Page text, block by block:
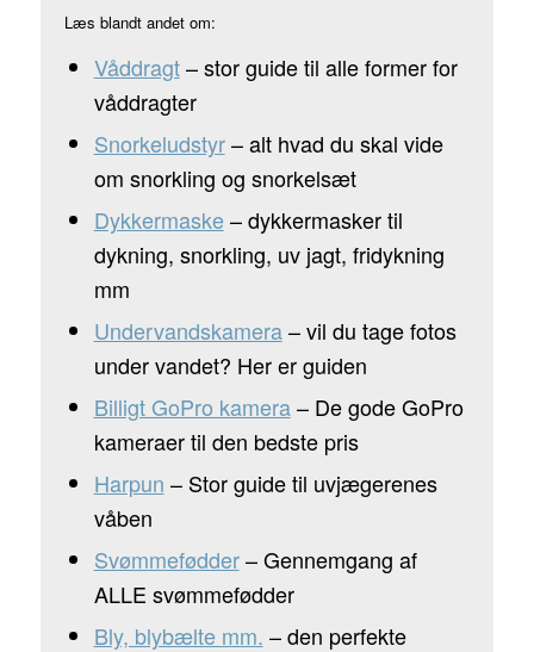
Læs blandt andet om:
Våddragt– stor guide til alle former for
våddragter
Snorkeludstyr– alt hvad du skal vide
om snorkling og snorkelsæt
Dykkermaske– dykkermasker til
dykning, snorkling, uv jagt, fridykning
mm
Undervandskamera– vil du tage fotos
under vandet? Her er guiden
Billigt GoPro kamera– De gode GoPro
kameraer til den bedste pris
Harpun – Stor guide til uvjægerenes
våben
Svømmefødder– Gennemgang af
ALLE svømmefødder
Bly, blybælte mm. – den perfekte